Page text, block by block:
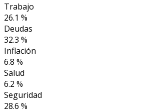
Trabajo
26.1 %
Deudas
32.3 %
Inflación
6.8 %
Salud
6.2 %
Seguridad
28.6 %